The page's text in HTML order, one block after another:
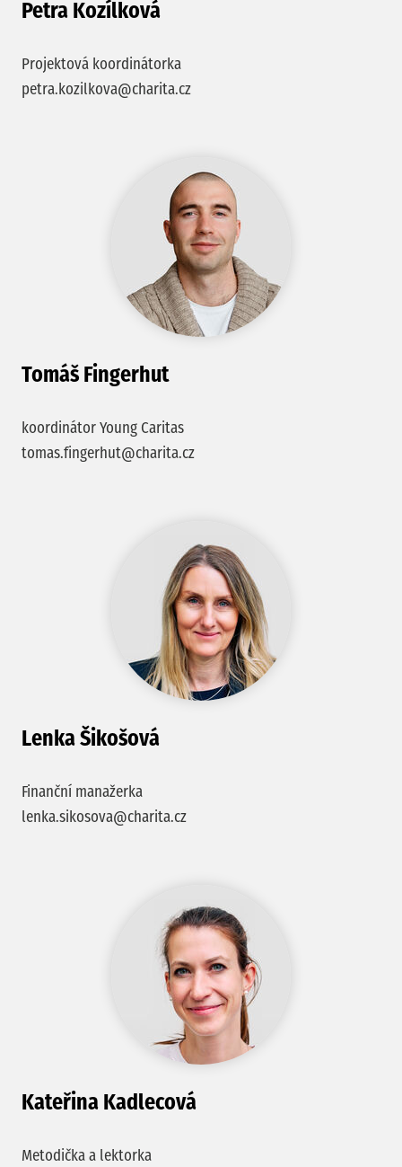
Petra Kozílková
Projektová koordinátorka
petra.kozilkova@charita.cz
Tomáš Fingerhut
koordinátor Young Caritas
tomas.fingerhut@charita.cz
Lenka Šikošová
Finanční manažerka
lenka.sikosova@charita.cz
Kateřina Kadlecová
Metodička a lektorka